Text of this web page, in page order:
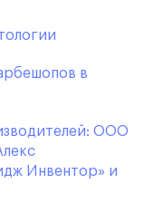
в
ООО
Инвентор» и